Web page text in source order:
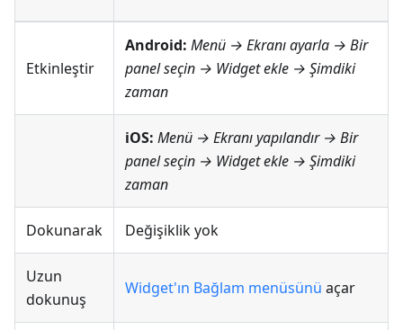
Etkinleştir
Android: Menü → Ekranı ayarla → Bir
panel seçin → Widget ekle → Şimdiki
zaman
iOS: Menü → Ekranı yapılandır→ Bir
panel seçin → Widget ekle → Şimdiki
zaman
Dokunarak Değişiklik yok
Uzun
dokunuş
Widget'ın Bağlam menüsünü açar